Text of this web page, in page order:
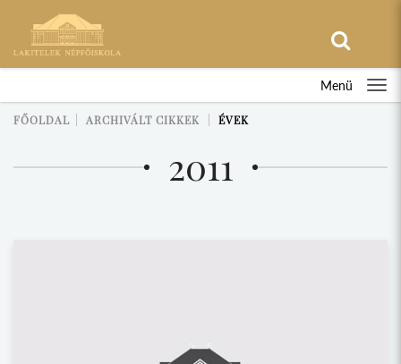
Menü
FŐOLDAL ARCHIVÁLT CIKKEK ÉVEK
2011